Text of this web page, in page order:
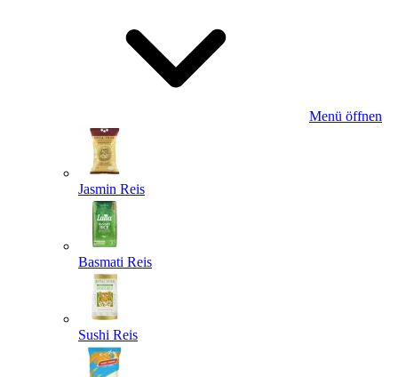
Menü öffnen
Jasmin Reis
Basmati Reis
Sushi Reis